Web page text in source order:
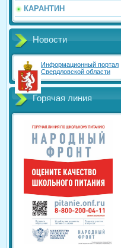
КАРАНТИН
Новости
Информационный портал
Свердловской области
Горячая линия